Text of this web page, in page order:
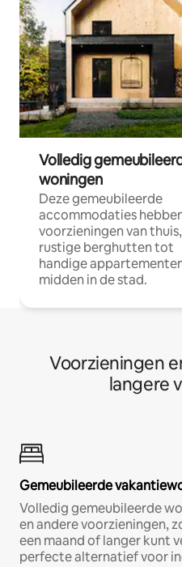
Volledig
woningen
Deze gemeubileerde
accommodaties
voorzieningen van
rustige berghutten tot
handige
midden in de stad.
Voorzieningen
langere
Gemeubileerde
Volledig gemeubileerde
en andere voorzieningen,
een maand of langer kunt
perfecte alternatief voor